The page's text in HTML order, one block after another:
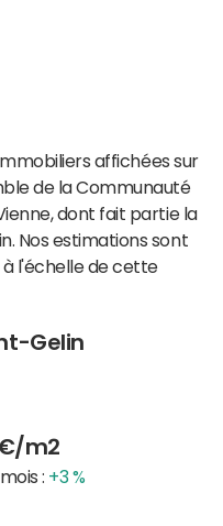
affichées sur
de la Communauté
dont fait partie la
Nos estimations sont
l'échelle de cette
Gelin
m2
: +3 %